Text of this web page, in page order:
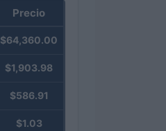
Precio
$64,360.00
$1,903.98
$586.91
$1.03